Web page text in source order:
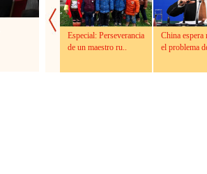
Especial: Perseverancia
de un maestro ru..
China espera
el problema